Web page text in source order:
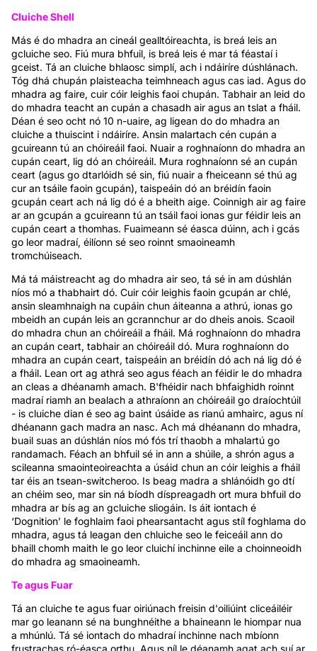
Cluiche Shell
Más é do mhadra an cineál gealltóireachta, is breá leis an
gcluiche seo. Fiú mura bhfuil, is breá leis é mar tá féastaí i
gceist. Tá an cluiche bhlaosc simplí, ach i ndáiríre dúshlánach.
Tóg dhá chupán plaisteacha teimhneach agus cas iad. Agus do
mhadra ag faire, cuir cóir leighis faoi chupán. Tabhair an leid do
do mhadra teacht an cupán a chasadh air agus an tslat a fháil.
Déan é seo ocht nó 10 n-uaire, ag ligean do do mhadra an
cluiche a thuiscint i ndáiríre. Ansin malartach cén cupán a
gcuireann tú an chóireáil faoi. Nuair a roghnaíonn do mhadra an
cupán ceart, lig dó an chóireáil. Mura roghnaíonn sé an cupán
ceart (agus go dtarlóidh sé sin, fiú nuair a fheiceann sé thú ag
cur an tsáile faoin gcupán), taispeáin dó an bréidín faoin
gcupán ceart ach ná lig dó é a bheith aige. Coinnigh air ag faire
ar an gcupán a gcuireann tú an tsáil faoi ionas gur féidir leis an
cupán ceart a thomhas. Fuaimeann sé éasca dúinn, ach i gcás
go leor madraí, éilíonn sé seo roinnt smaoineamh
tromchúiseach.
Má tá máistreacht ag do mhadra air seo, tá sé in am dúshlán
níos mó a thabhairt dó. Cuir cóir leighis faoin gcupán ar chlé,
ansin sleamhnaigh na cupáin chun áiteanna a athrú, ionas go
mbeidh an cupán leis an gcrannchur ar do dheis anois. Scaoil
do mhadra chun an chóireáil a fháil. Má roghnaíonn do mhadra
an cupán ceart, tabhair an chóireáil dó. Mura roghnaíonn do
mhadra an cupán ceart, taispeáin an bréidín dó ach ná lig dó é
a fháil. Lean ort ag athrá seo agus féach an féidir le do mhadra
an cleas a dhéanamh amach. B'fhéidir nach bhfaighidh roinnt
madraí riamh an bealach a athraíonn an chóireáil go draíochtúil
- is cluiche dian é seo ag baint úsáide as rianú amhairc, agus ní
dhéanann gach madra an nasc. Ach má dhéanann do mhadra,
buail suas an dúshlán níos mó fós trí thaobh a mhalartú go
randamach. Féach an bhfuil sé in ann a shúile, a shrón agus a
scileanna smaointeoireachta a úsáid chun an cóir leighis a fháil
tar éis an tsean-switcheroo. Is beag madra a shlánóidh go dtí
an chéim seo, mar sin ná bíodh díspreagadh ort mura bhfuil do
mhadra ar bís ag an gcluiche sliogáin. Is áit iontach é
‘Dognition’ le foghlaim faoi phearsantacht agus stíl foghlama do
mhadra, agus tá leagan den chluiche seo le feiceáil ann do
bhaill chomh maith le go leor cluichí inchinne eile a choinneoidh
do mhadra ag smaoineamh.
Te agus Fuar
Tá an cluiche te agus fuar oiriúnach freisin d'oiliúint cliceáiléir
mar go leanann sé na bunghnéithe a bhaineann le hiompar nua
a mhúnlú. Tá sé iontach do mhadraí inchinne nach mbíonn
frustrachas ró-éasca orthu. Agus níl le déanamh agat ach suí ar